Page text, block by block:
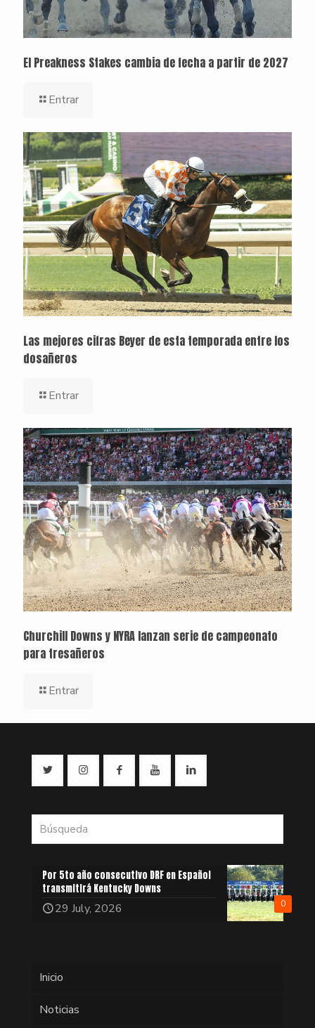
El Preakness Stakes cambia de fecha a partir de 2027
Entrar
Las mejores cifras Beyer de esta temporada entre los
dosañeros
Entrar
Churchill Downs y NYRA lanzan serie de campeonato
para tresañeros
Entrar
0
Por 5to año consecutivo DRF en Español
transmitirá Kentucky Downs
29 July, 2026
Inicio
Noticias